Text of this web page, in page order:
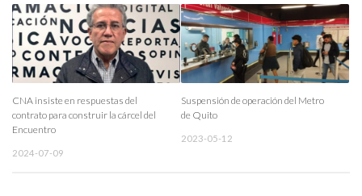
CNA insiste en respuestas del
contrato para construir la cárcel del
Encuentro
2024-07-09
Suspensión de operación del Metro
de Quito
2023-05-12